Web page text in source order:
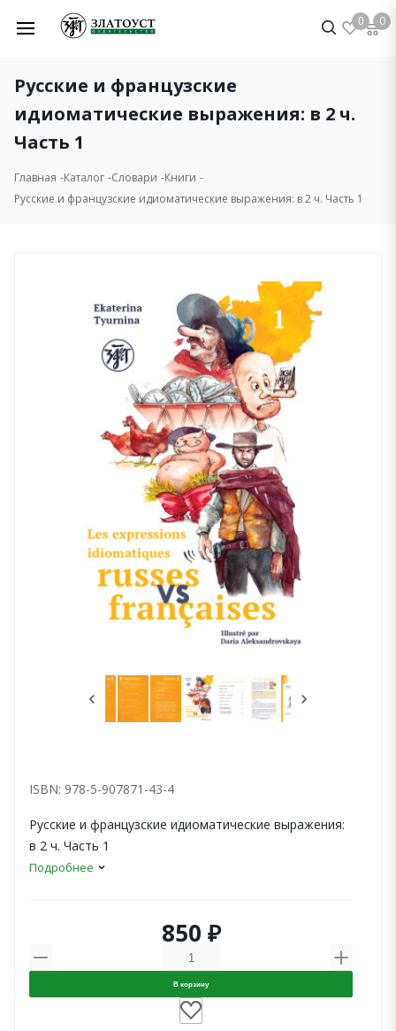
0 0
Русские и французские
идиоматические выражения: в 2 ч.
Часть 1
Главная Каталог Словари Книги
Русские и французские идиоматические выражения: в 2 ч. Часть 1
ISBN: 978-5-907871-43-4
Русские и французские идиоматические выражения:
в 2 ч. Часть 1
Подробнее
850 ₽
В корзину